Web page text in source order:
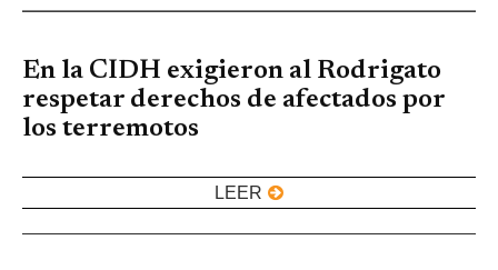
En la CIDH exigieron al Rodrigato
respetar derechos de afectados por
los terremotos
LEER